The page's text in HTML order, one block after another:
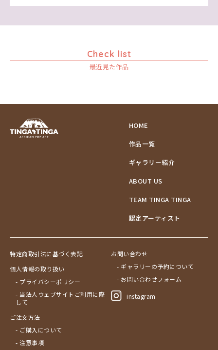
Check list
最近見た作品
HOME
作品一覧
ギャラリー紹介
ABOUT US
TEAM TINGA TINGA
認定アーティスト
特定商取引法に基づく表記
個人情報の取り扱い
- プライバシーポリシー
- 当法人ウェブサイトご利用に際
して
ご注文方法
- ご購入について
- 注意事項
お問い合わせ
- ギャラリーの予約について
- お問い合わせフォーム
instagram